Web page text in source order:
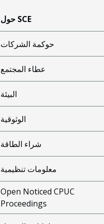
حول SCE
حوكمة الشركات
عطاء المجتمع
البيئة
الوثوقية
شراء الطاقة
معلومات تنظيمية
Open Noticed CPUC
Proceedings